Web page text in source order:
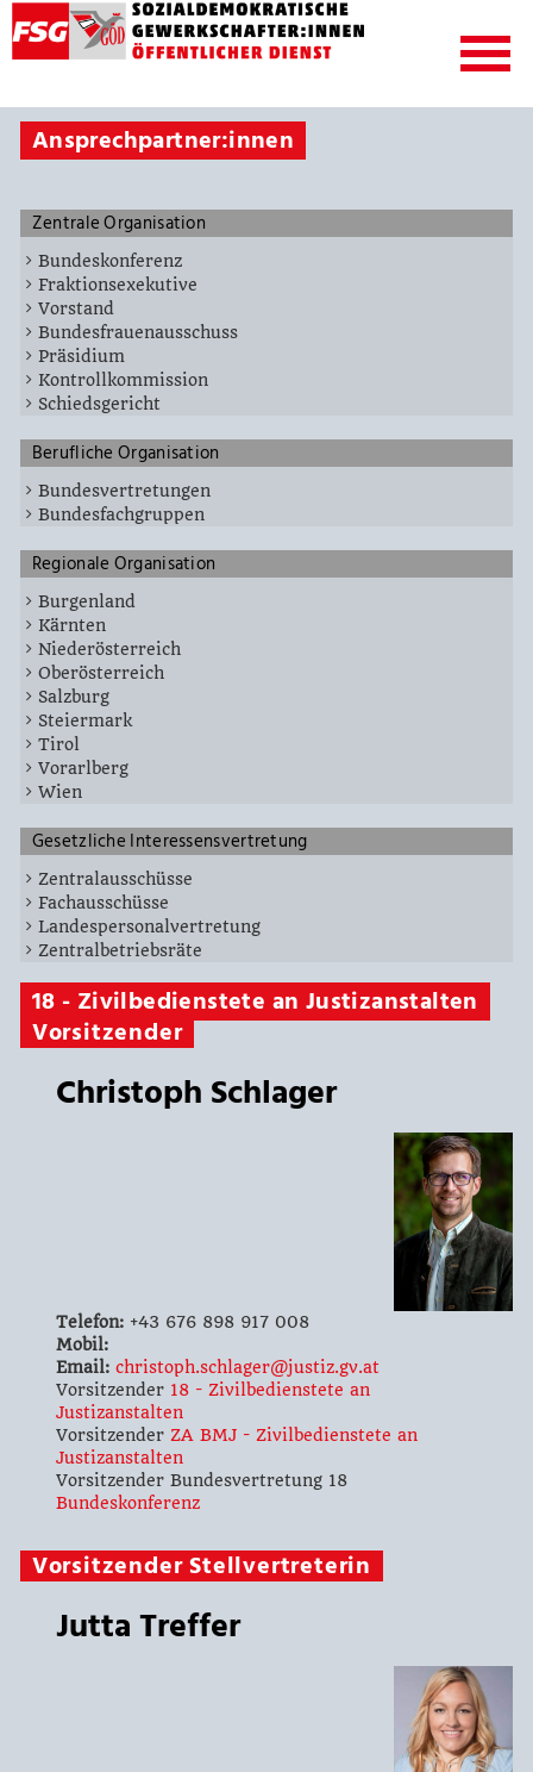
Ansprechpartner:innen
Zentrale Organisation
Bundeskonferenz
Fraktionsexekutive
Vorstand
Bundesfrauenausschuss
Präsidium
Kontrollkommission
Schiedsgericht
Berufliche Organisation
Bundesvertretungen
Bundesfachgruppen
Regionale Organisation
Burgenland
Kärnten
Niederösterreich
Oberösterreich
Salzburg
Steiermark
Tirol
Vorarlberg
Wien
Gesetzliche Interessensvertretung
Zentralausschüsse
Fachausschüsse
Landespersonalvertretung
Zentralbetriebsräte
18 - Zivilbedienstete an Justizanstalten
Vorsitzender
Christoph Schlager
Telefon:+43 676 898 917 008
Mobil:
Email: christoph.schlager@justiz.gv.at
Vorsitzender 18 - Zivilbedienstete an
Justizanstalten
Vorsitzender ZA BMJ - Zivilbedienstete an
Justizanstalten
Vorsitzender Bundesvertretung 18
Bundeskonferenz
Vorsitzender Stellvertreterin
Jutta Treffer